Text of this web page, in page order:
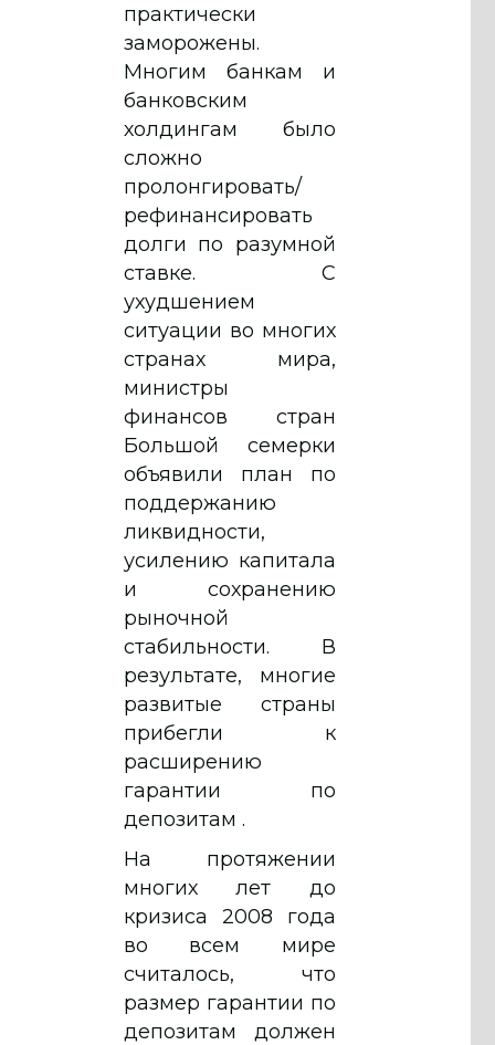
практически
заморожены.
Многим банкам и
банковским
холдингам было
сложно
пролонгировать/
рефинансировать
долги по разумной
ставке. С
ухудшением
ситуации во многих
странах мира,
министры
финансов стран
Большой семерки
объявили план по
поддержанию
ликвидности,
усилению капитала
и сохранению
рыночной
стабильности. В
результате, многие
развитые страны
прибегли к
расширению
гарантии по
депозитам .
На протяжении
многих лет до
кризиса 2008 года
во всем мире
считалось, что
размер гарантии по
депозитам должен